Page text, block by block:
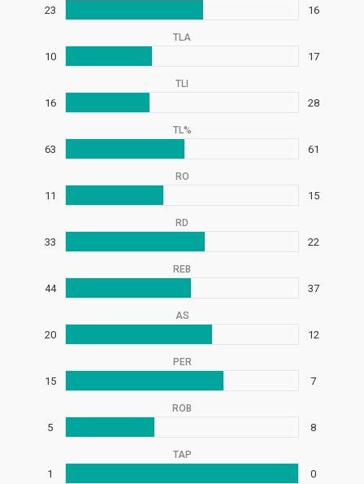
23 16
TLA
10 17
TLI
16 28
TL%
63 61
RO
11 15
RD
33 22
REB
44 37
AS
20 12
PER
15 7
ROB
5 8
TAP
1 0